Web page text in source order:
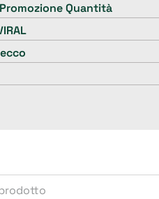
Quantità